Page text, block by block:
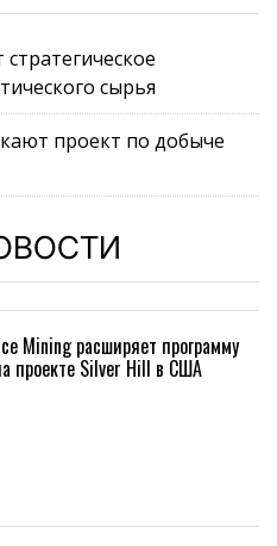
сырья
проект по добыче
Mining расширяет программу
проекте Silver Hill в США